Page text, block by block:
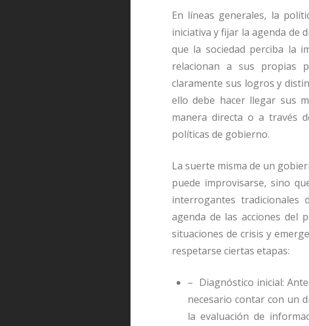
En líneas generales, la
iniciativa y fijar la agenda de
que la sociedad perciba la
relacionan a sus propias
claramente sus logros y
ello debe hacer llegar sus
manera directa o a través
políticas de gobierno.
La suerte misma de un
puede improvisarse, sino
interrogantes tradicionales
agenda de las acciones del
situaciones de crisis y
respetarse ciertas etapas:
– Diagnóstico inicial:
necesario contar con un
la evaluación de